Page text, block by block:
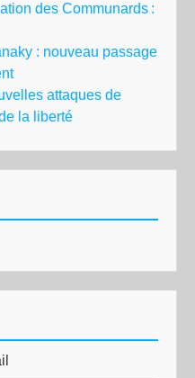
des Communards :
: nouveau passage
attaques de
la liberté